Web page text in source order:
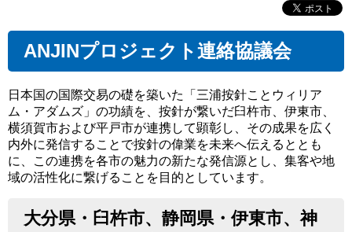
ANJINプロジェクト連絡協議会
日本国の国際交易の礎を築いた「三浦按針ことウィリア
ム・アダムズ」の功績を、按針が繋いだ臼杵市、伊東市、
横須賀市および平戸市が連携して顕彰し、その成果を広く
内外に発信することで按針の偉業を未来へ伝えるととも
に、この連携を各市の魅力の新たな発信源とし、集客や地
域の活性化に繋げることを目的としています。
大分県・臼杵市、静岡県・伊東市、神